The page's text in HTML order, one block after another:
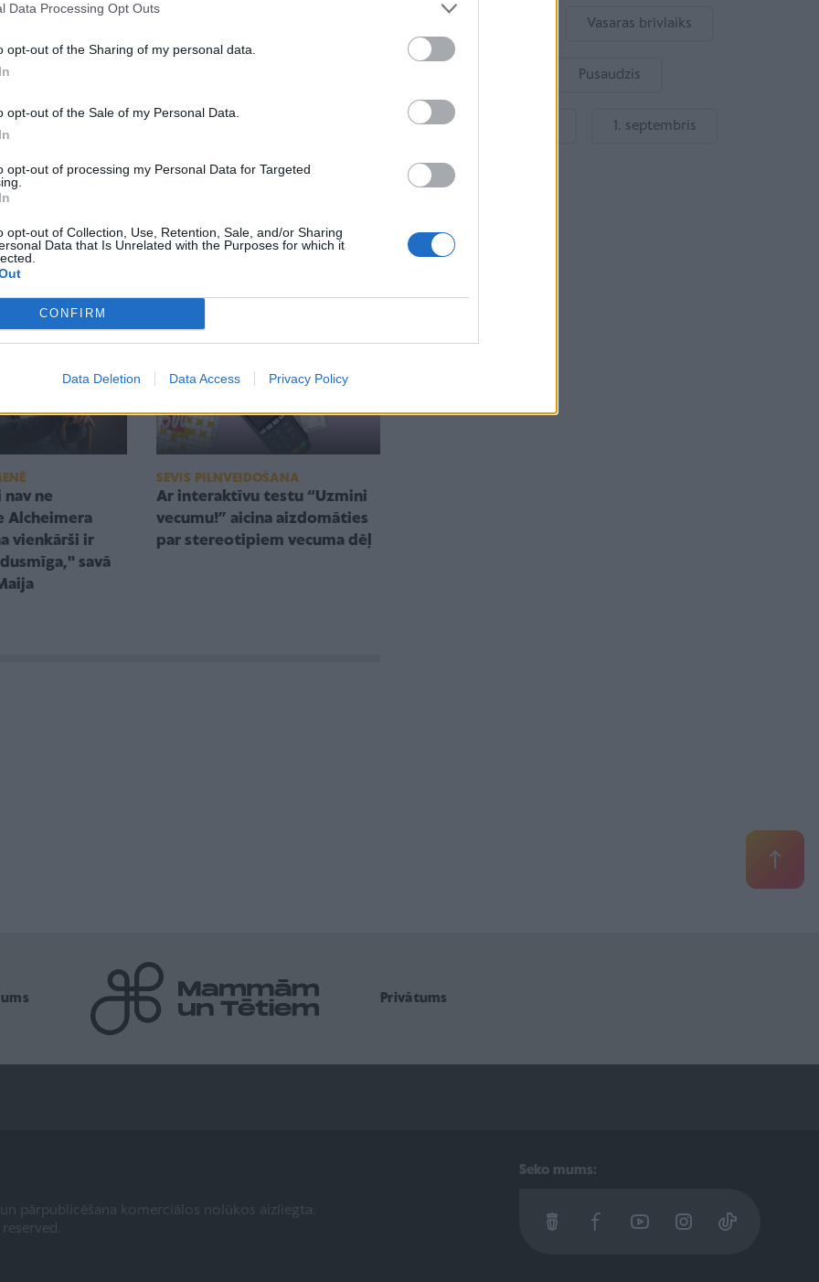
Data Processing Opt Outs
opt-out of the Sharing of my personal data.
opt-out of the Sale of my Personal Data.
opt-out of processing my Personal Data for Targeted
opt-out of Collection, Use, Retention, Sale, and/or Sharing
Data that Is Unrelated with the Purposes for which it
CONFIRM
Data Deletion Data Access Privacy Policy
000! Pētnieki
lai
jādodas pie ārsta
ne
Alcheimera
vienkārši ir
savā
SEVIS PILNVEIDOŠANA
Ar interaktīvu testu “Uzmini
vecumu!” aicina aizdomāties
par stereotipiem vecuma dēļ
Vasaras brīvlaiks
Pusaudzis
Gatavošanās skolai 1. septembris
Privātums
Seko mums:
pārpublicēšana komerciālos nolūkos aizliegta.